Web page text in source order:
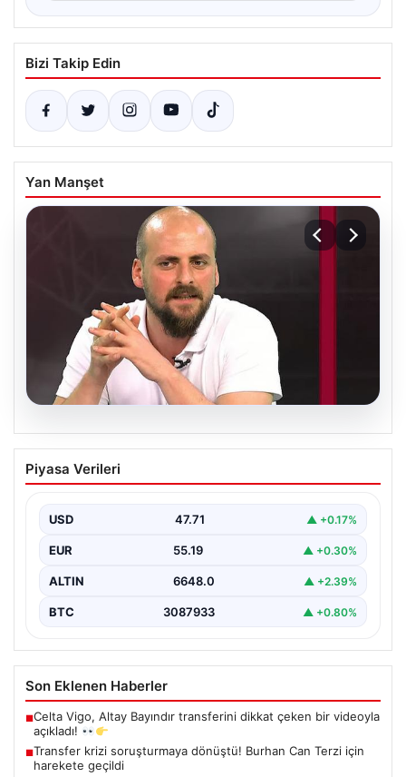
Bizi Takip Edin
Yan Manşet
06.08.2026
Transfer krizi soruşturmaya dönüştü!
Burhan Can Terzi için harekete geçildi
Piyasa Verileri
USD 47.71 ▲ +0.17%
EUR 55.19 ▲ +0.30%
ALTIN 6648.0 ▲ +2.39%
BTC 3087933 ▲ +0.80%
Son Eklenen Haberler
■Celta Vigo, Altay Bayındır transferini dikkat çeken bir videoyla
açıkladı!
■Transfer krizi soruşturmaya dönüştü! Burhan Can Terzi için
harekete geçildi